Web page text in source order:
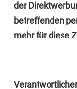
der
betreffenden
mehr für diese